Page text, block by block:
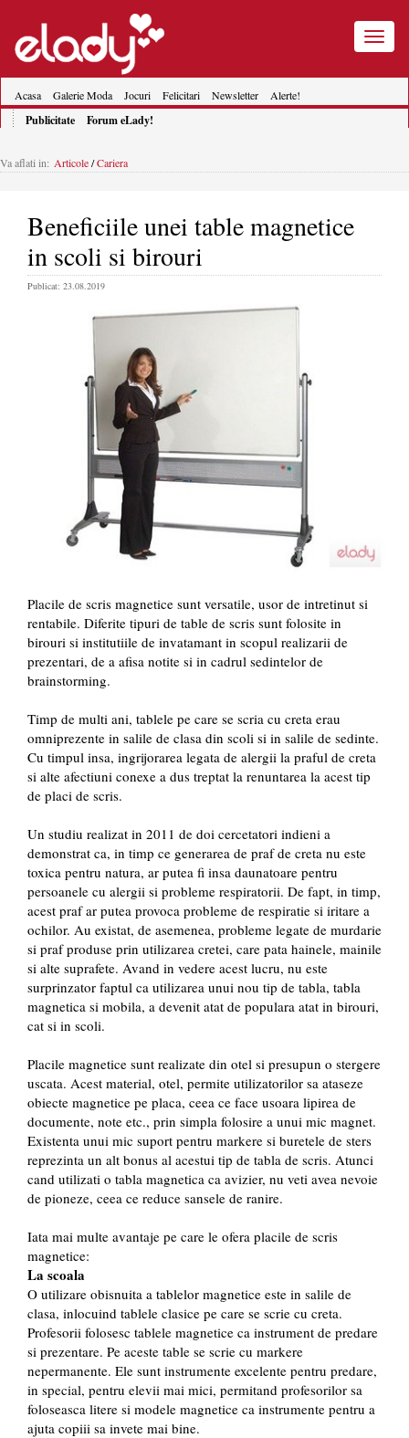
Toggle
Acasa Galerie Moda Jocuri Felicitari Newsletter Alerte!
Publicitate Forum eLady!
Va aflati in: Articole/Cariera
Beneficiile unei table magnetice
in scoli si birouri
Publicat: 23.08.2019
Placile de scris magnetice sunt versatile, usor de intretinut si
rentabile. Diferite tipuri de table de scris sunt folosite in
birouri si institutiile de invatamant in scopul realizarii de
prezentari, de a afisa notite si in cadrul sedintelor de
brainstorming.
Timp de multi ani, tablele pe care se scria cu creta erau
omniprezente in salile de clasa din scoli si in salile de sedinte.
Cu timpul insa, ingrijorarea legata de alergii la praful de creta
si alte afectiuni conexe a dus treptat la renuntarea la acest tip
de placi de scris.
Un studiu realizat in 2011 de doi cercetatori indieni a
demonstrat ca, in timp ce generarea de praf de creta nu este
toxica pentru natura, ar putea fi insa daunatoare pentru
persoanele cu alergii si probleme respiratorii. De fapt, in timp,
acest praf ar putea provoca probleme de respiratie si iritare a
ochilor. Au existat, de asemenea, probleme legate de murdarie
si praf produse prin utilizarea cretei, care pata hainele, mainile
si alte suprafete. Avand in vedere acest lucru, nu este
surprinzator faptul ca utilizarea unui nou tip de tabla, tabla
magnetica si mobila, a devenit atat de populara atat in ​​birouri,
cat si in scoli.
Placile magnetice sunt realizate din otel si presupun o stergere
uscata. Acest material, otel, permite utilizatorilor sa ataseze
obiecte magnetice pe placa, ceea ce face usoara lipirea de
documente, note etc., prin simpla folosire a unui mic magnet.
Existenta unui mic suport pentru markere si buretele de sters
reprezinta un alt bonus al acestui tip de tabla de scris. Atunci
cand utilizati o tabla magnetica ca avizier, nu veti avea nevoie
de pioneze, ceea ce reduce sansele de ranire.
Iata mai multe avantaje pe care le ofera placile de scris
magnetice:
La scoala
O utilizare obisnuita a tablelor magnetice este in salile de
clasa, inlocuind tablele clasice pe care se scrie cu creta.
Profesorii folosesc tablele magnetice ca instrument de predare
si prezentare. Pe aceste table se scrie cu markere
nepermanente. Ele sunt instrumente excelente pentru predare,
in special, pentru elevii mai mici, permitand profesorilor sa
foloseasca litere si modele magnetice ca instrumente pentru a
ajuta copiii sa invete mai bine.